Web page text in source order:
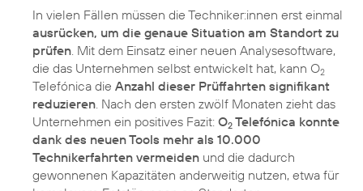
In vielen Fällen müssen die Techniker:innen erst einmal
ausrücken, um die genaue Situation am Standort zu
prüfen . Mit dem Einsatz einer neuen Analysesoftware,
die das Unternehmen selbst entwickelt hat, kann O2
Telefónica die Anzahl dieser Prüffahrten signifikant
reduzieren . Nach den ersten zwölf Monaten zieht das
Unternehmen ein positives Fazit: O2 Telefónica konnte
dank des neuen Tools mehr als 10.000
Technikerfahrten vermeiden und die dadurch
gewonnenen Kapazitäten anderweitig nutzen, etwa für